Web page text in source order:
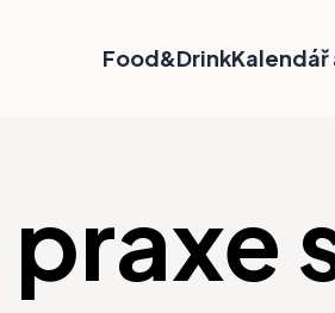
Food&DrinkKalendář
praxe